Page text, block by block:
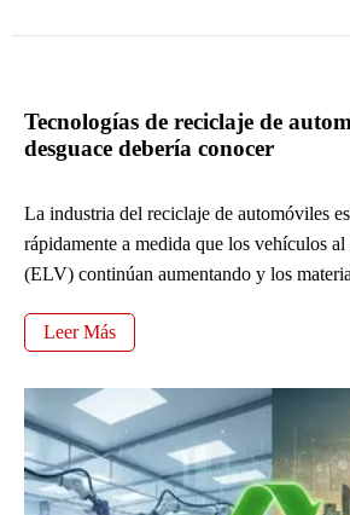
Tecnologías de reciclaje de
desguace debería conocer
La industria del reciclaje de automóviles
rápidamente a medida que los vehículos
(ELV) continúan aumentando y los
plásticos y componentes electrónicos. El
procesamiento. Como resultado, las
avanzadas se están volviendo esenciales
eficiencia y la rentabilidad, lo que se
secciones.
Leer Más